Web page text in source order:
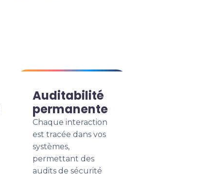
Auditabilité
permanente
Chaque interaction
est tracée dans vos
systèmes,
permettant des
audits de sécurité